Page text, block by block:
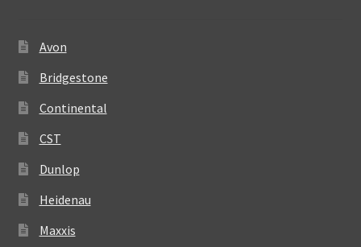
Avon
Bridgestone
Continental
CST
Dunlop
Heidenau
Maxxis